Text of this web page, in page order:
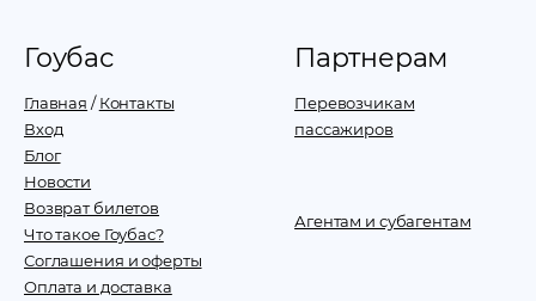
Гоубас
Главная /Контакты
Вход
Блог
Новости
Возврат билетов
Что такое Гоубас?
Соглашения и оферты
Оплата и доставка
Партнерам
Перевозчикам
пассажиров
Агентам и субагентам